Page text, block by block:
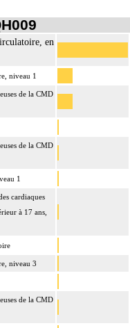
en
niveau 1
de la CMD
de la CMD
1
cardiaques
à 17 ans,
niveau 3
de la CMD